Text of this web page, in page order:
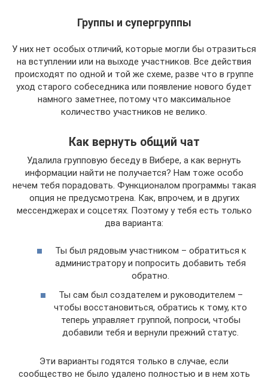
Группы и супергруппы
У них нет особых отличий, которые могли бы отразиться
на вступлении или на выходе участников. Все действия
происходят по одной и той же схеме, разве что в группе
уход старого собеседника или появление нового будет
намного заметнее, потому что максимальное
количество участников не велико.
Как вернуть общий чат
Удалила групповую беседу в Вибере, а как вернуть
информации найти не получается? Нам тоже особо
нечем тебя порадовать. Функционалом программы такая
опция не предусмотрена. Как, впрочем, и в других
мессенджерах и соцсетях. Поэтому у тебя есть только
два варианта:
Ты был рядовым участником – обратиться к
администратору и попросить добавить тебя
обратно.
Ты сам был создателем и руководителем –
чтобы восстановиться, обратись к тому, кто
теперь управляет группой, попроси, чтобы
добавили тебя и вернули прежний статус.
Эти варианты годятся только в случае, если
сообщество не было удалено полностью и в нем хоть